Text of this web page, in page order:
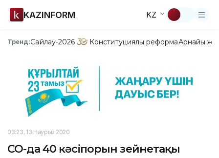
KAZINFORM KZ
Тренд:Сайлау-2026 Конституциялық реформаАрнайы
03:23, 13 Наурыз 2020
СҚО-да 40 кәсіпорын зейнетақы